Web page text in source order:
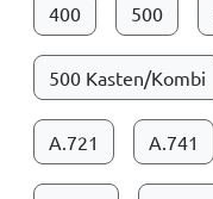
400 500
500 Kasten/Kombi
A.721 A.741